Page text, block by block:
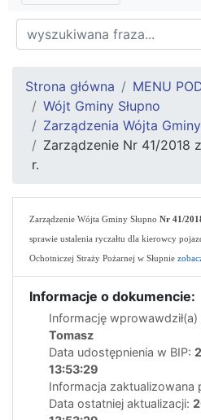
Strona główna
MENU
Wójt Gminy Słupno
Zarządzenia Wójta Gminy
Zarządzenie Nr 41/2018
r.
Zarządzenie Wójta Gminy Słupno Nr 41/
sprawie ustalenia ryczałtu dla kierowcy
Ochotniczej Straży Pożarnej w Słupnie
Informacje o dokumencie:
Informację wprowawdził(a)
Tomasz
Data udostępnienia w BIP:
13:53:29
Informacja zaktualizowana
Data ostatniej aktualizacji: